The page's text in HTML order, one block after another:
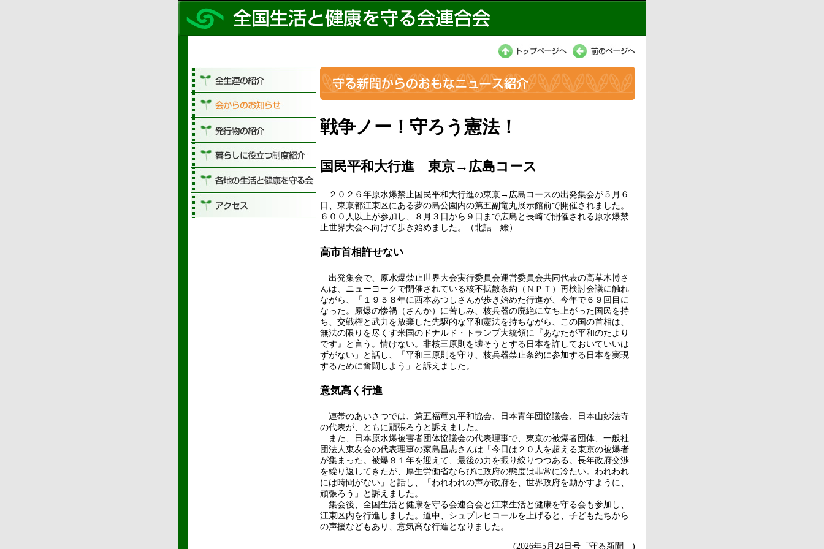
戦争ノー！守ろう憲法！
国民平和大行進 東京→広島コース
２０２６年原水爆禁止国民平和大行進の東京→広島コースの出発集会が５月６
日、東京都江東区にある夢の島公園内の第五副竜丸展示館前で開催されました。
６００人以上が参加し、８月３日から９日まで広島と長崎で開催される原水爆禁
止世界大会へ向けて歩き始めました。（北詰 綴）
高市首相許せない
出発集会で、原水爆禁止世界大会実行委員会運営委員会共同代表の高草木博さ
んは、ニューヨークで開催されている核不拡散条約（ＮＰＴ）再検討会議に触れ
ながら、「１９５８年に西本あつしさんが歩き始めた行進が、今年で６９回目に
なった。原爆の惨禍（さんか）に苦しみ、核兵器の廃絶に立ち上がった国民を持
ち、交戦権と武力を放棄した先駆的な平和憲法を持ちながら、この国の首相は、
無法の限りを尽くす米国のドナルド・トランプ大統領に『あなたが平和のたより
です』と言う。情けない。非核三原則を壊そうとする日本を許しておいていいは
ずがない」と話し、「平和三原則を守り、核兵器禁止条約に参加する日本を実現
するために奮闘しよう」と訴えました。
意気高く行進
連帯のあいさつでは、第五福竜丸平和協会、日本青年団協議会、日本山妙法寺
の代表が、ともに頑張ろうと訴えました。
また、日本原水爆被害者団体協議会の代表理事で、東京の被爆者団体、一般社
団法人東友会の代表理事の家島昌志さんは「今日は２０人を超える東京の被爆者
が集まった。被爆８１年を迎えて、最後の力を振り絞りつつある。長年政府交渉
を繰り返してきたが、厚生労働省ならびに政府の態度は非常に冷たい。われわれ
には時間がない」と話し、「われわれの声が政府を、世界政府を動かすように、
頑張ろう」と訴えました。
集会後、全国生活と健康を守る会連合会と江東生活と健康を守る会も参加し、
江東区内を行進しました。道中、シュプレヒコールを上げると、子どもたちから
の声援などもあり、意気高な行進となりました。
(2026年5月24日号「守る新聞」)